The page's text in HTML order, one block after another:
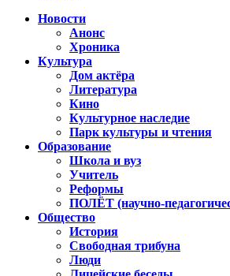
Новости
Анонс
Хроника
Культура
Дом актёра
Литература
Кино
Культурное наследие
Парк культуры и чтения
Образование
Школа и вуз
Учитель
Реформы
ПОЛЁТ (научно-
Общество
История
Свободная трибуна
Люди